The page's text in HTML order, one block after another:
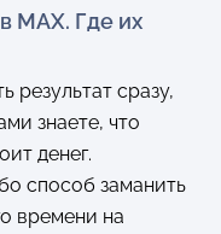
MAX. Где их
результат сразу,
знаете, что
денег.
способ заманить
времени на